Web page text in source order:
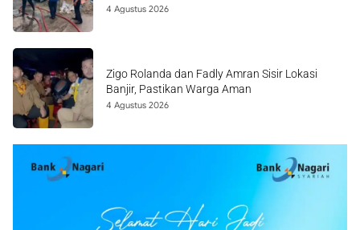
4 Agustus 2026
Zigo Rolanda dan Fadly Amran Sisir Lokasi
Banjir, Pastikan Warga Aman
4 Agustus 2026